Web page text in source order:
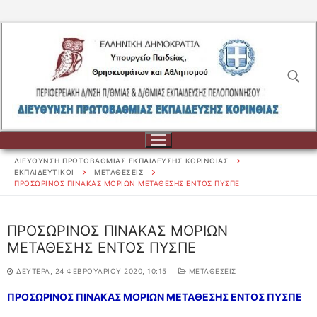
περιεχόμενο
Αναζήτηση για:
για:
ΔΙΕΥΘΥΝΣΗ ΠΡΩΤΟΒΑΘΜΙΑΣ ΕΚΠΑΙΔΕΥΣΗΣ ΚΟΡΙΝΘΙΑΣ
ΕΚΠΑΙΔΕΥΤΙΚΟΙ
ΜΕΤΑΘΕΣΕΙΣ
ΠΡΟΣΩΡΙΝΟΣ ΠΙΝΑΚΑΣ ΜΟΡΙΩΝ ΜΕΤΑΘΕΣΗΣ ΕΝΤΟΣ ΠΥΣΠΕ
ΠΡΟΣΩΡΙΝΟΣ ΠΙΝΑΚΑΣ ΜΟΡΙΩΝ
ΜΕΤΑΘΕΣΗΣ ΕΝΤΟΣ ΠΥΣΠΕ
ΔΕΥΤΈΡΑ, 24 ΦΕΒΡΟΥΑΡΊΟΥ 2020, 10:15 ΜΕΤΑΘΕΣΕΙΣ
ΠΡΟΣΩΡΙΝΟΣ ΠΙΝΑΚΑΣ ΜΟΡΙΩΝ ΜΕΤΑΘΕΣΗΣ ΕΝΤΟΣ ΠΥΣΠΕ